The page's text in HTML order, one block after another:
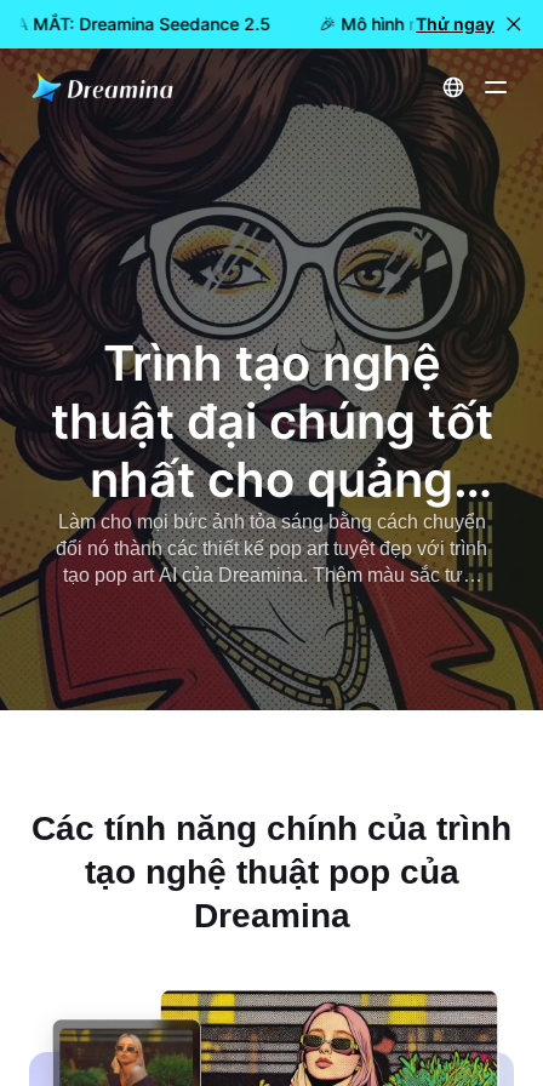
MẮT: Dreamina Seedance 2.5 🎉 Mô hình mới đã RA MẮT:
Thử ngay
Trang chủ Dụng cụ
Trình tạo nghệ
thuật đại chúng tốt
nhất cho quảng
cáo
Làm cho mọi bức ảnh tỏa sáng bằng cách chuyển
đổi nó thành các thiết kế pop art tuyệt đẹp với trình
tạo pop art AI của Dreamina. Thêm màu sắc tươi
sáng, hoa văn và thiết kế năng động dễ dàng sử
dụng AI sáng tạo. Nó là lý tưởng cho các phương
tiện truyền thông xã hội và các dự án sáng tạo.
Các tính năng chính của trình
tạo nghệ thuật pop của
Dreamina